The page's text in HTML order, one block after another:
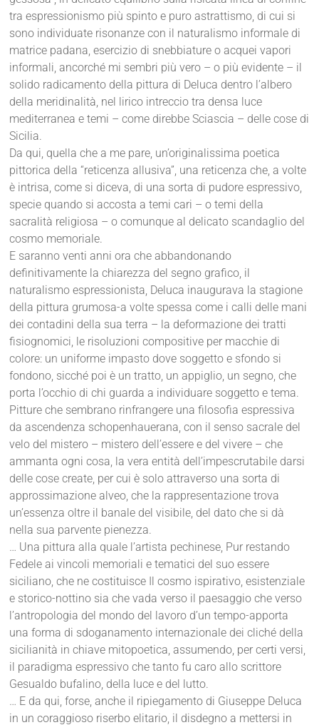
tra espressionismo più spinto e puro astrattismo, di cui si
sono individuate risonanze con il naturalismo informale di
matrice padana, esercizio di snebbiature o acquei vapori
informali, ancorché mi sembri più vero – o più evidente – il
solido radicamento della pittura di Deluca dentro l’albero
della meridinalità, nel lirico intreccio tra densa luce
mediterranea e temi – come direbbe Sciascia – delle cose di
Sicilia.
Da qui, quella che a me pare, un’originalissima poetica
pittorica della “reticenza allusiva”, una reticenza che, a volte
è intrisa, come si diceva, di una sorta di pudore espressivo,
specie quando si accosta a temi cari – o temi della
sacralità religiosa – o comunque al delicato scandaglio del
cosmo memoriale.
E saranno venti anni ora che abbandonando
definitivamente la chiarezza del segno grafico, il
naturalismo espressionista, Deluca inaugurava la stagione
della pittura grumosa-a volte spessa come i calli delle mani
dei contadini della sua terra – la deformazione dei tratti
fisiognomici, le risoluzioni compositive per macchie di
colore: un uniforme impasto dove soggetto e sfondo si
fondono, sicché poi è un tratto, un appiglio, un segno, che
porta l’occhio di chi guarda a individuare soggetto e tema.
Pitture che sembrano rinfrangere una filosofia espressiva
da ascendenza schopenhauerana, con il senso sacrale del
velo del mistero – mistero dell’essere e del vivere – che
ammanta ogni cosa, la vera entità dell’impescrutabile darsi
delle cose create, per cui è solo attraverso una sorta di
approssimazione alveo, che la rappresentazione trova
un’essenza oltre il banale del visibile, del dato che si dà
nella sua parvente pienezza.
… Una pittura alla quale l’artista pechinese, Pur restando
Fedele ai vincoli memoriali e tematici del suo essere
siciliano, che ne costituisce Il cosmo ispirativo, esistenziale
e storico-nottino sia che vada verso il paesaggio che verso
l’antropologia del mondo del lavoro d’un tempo-apporta
una forma di sdoganamento internazionale dei cliché della
sicilianità in chiave mitopoetica, assumendo, per certi versi,
il paradigma espressivo che tanto fu caro allo scrittore
Gesualdo bufalino, della luce e del lutto.
… E da qui, forse, anche il ripiegamento di Giuseppe Deluca
in un coraggioso riserbo elitario, il disdegno a mettersi in